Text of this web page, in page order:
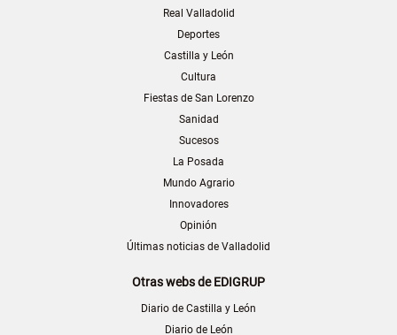
Real Valladolid
Deportes
Castilla y León
Cultura
Fiestas de San Lorenzo
Sanidad
Sucesos
La Posada
Mundo Agrario
Innovadores
Opinión
Últimas noticias de Valladolid
Otras webs de EDIGRUP
Diario de Castilla y León
Diario de León